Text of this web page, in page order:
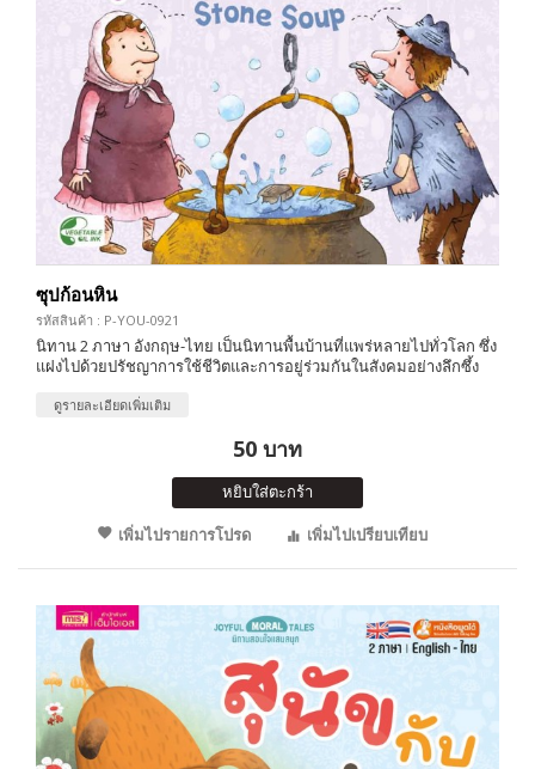
ซุปก้อนหิน
รหัสสินค้า : P-YOU-0921
นิทาน 2 ภาษา อังกฤษ-ไทย เป็นนิทานพื้นบ้านที่แพร่หลายไปทั่วโลก ซึ่ง
แฝงไปด้วยปรัชญาการใช้ชีวิตและการอยู่ร่วมกันในสังคมอย่างลึกซึ้ง
ดูรายละเอียดเพิ่มเติม
50 บาท
หยิบใส่ตะกร้า
เพิ่มไปรายการโปรด
เพิ่มไปเปรียบเทียบ